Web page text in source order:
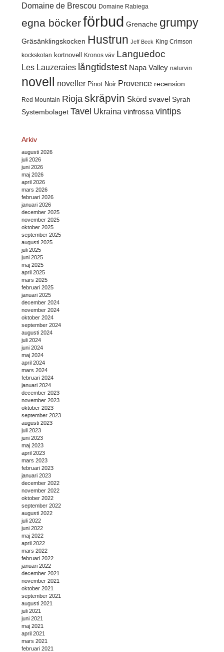
Domaine de Brescou Domaine Rabiega
egna böckerförbud Grenache grumpy
Gräsänklingskocken Hustrun Jeff Beck King Crimson
kockskolan kortnovell Kronos väv Languedoc
Les Lauzeraies långtidstest Napa Valley naturvin
novell noveller Pinot Noir Provence recension
Red Mountain Rioja skräpvin Skörd svavel Syrah
Systembolaget Tavel Ukraina vinfrossa vintips
Arkiv
augusti 2026
juli 2026
juni 2026
maj 2026
april 2026
mars 2026
februari 2026
januari 2026
december 2025
november 2025
oktober 2025
september 2025
augusti 2025
juli 2025
juni 2025
maj 2025
april 2025
mars 2025
februari 2025
januari 2025
december 2024
november 2024
oktober 2024
september 2024
augusti 2024
juli 2024
juni 2024
maj 2024
april 2024
mars 2024
februari 2024
januari 2024
december 2023
november 2023
oktober 2023
september 2023
augusti 2023
juli 2023
juni 2023
maj 2023
april 2023
mars 2023
februari 2023
januari 2023
december 2022
november 2022
oktober 2022
september 2022
augusti 2022
juli 2022
juni 2022
maj 2022
april 2022
mars 2022
februari 2022
januari 2022
december 2021
november 2021
oktober 2021
september 2021
augusti 2021
juli 2021
juni 2021
maj 2021
april 2021
mars 2021
februari 2021